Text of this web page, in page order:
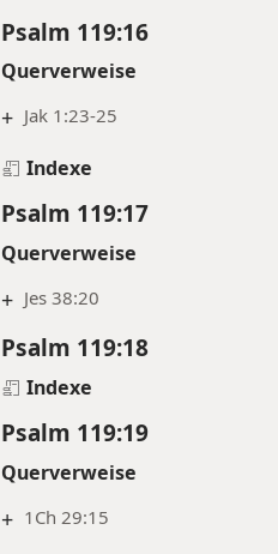
Psalm 119:16
Querverweise
+ Jak 1:23-25
Indexe
Psalm 119:17
Querverweise
+ Jes 38:20
Psalm 119:18
Indexe
Psalm 119:19
Querverweise
+ 1Ch 29:15